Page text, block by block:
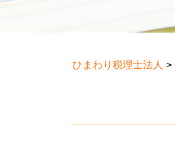
ひまわり税理士法人 >